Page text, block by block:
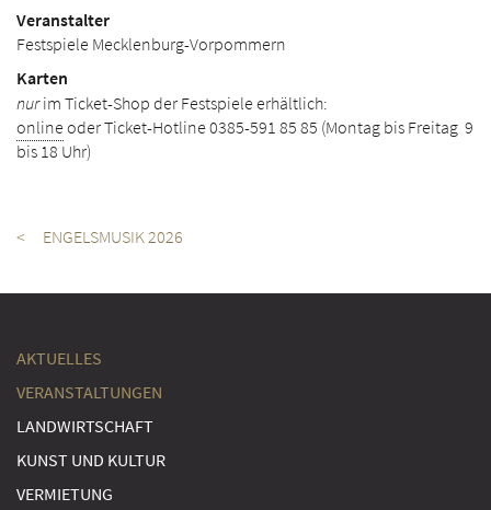
Veranstalter
Festspiele Mecklenburg-Vorpommern
Karten
nurim Ticket-Shop der Festspiele erhältlich:
onlineoder Ticket-Hotline 0385-591 85 85 (Montag bis Freitag 9
bis 18 Uhr)
< ENGELSMUSIK 2026
AKTUELLES
VERANSTALTUNGEN
LANDWIRTSCHAFT
KUNST UND KULTUR
VERMIETUNG